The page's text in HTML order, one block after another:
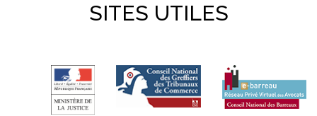
SITES UTILES